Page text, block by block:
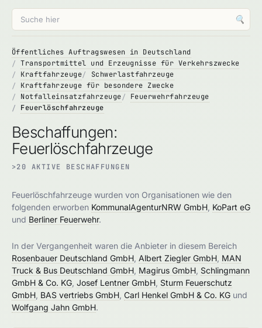
🔍
Öffentliches Auftragswesen in Deutschland
Transportmittel und Erzeugnisse für Verkehrszwecke
Kraftfahrzeuge
Schwerlastfahrzeuge
Kraftfahrzeuge für besondere Zwecke
Notfalleinsatzfahrzeuge
Feuerwehrfahrzeuge
Feuerlöschfahrzeuge
Beschaffungen:
Feuerlöschfahrzeuge
>20 AKTIVE BESCHAFFUNGEN
Feuerlöschfahrzeuge wurden von Organisationen wie den
folgenden erworben KommunalAgenturNRW GmbH KoPart eG
und Berliner Feuerwehr.
In der Vergangenheit waren die Anbieter in diesem Bereich
Rosenbauer Deutschland GmbH Albert Ziegler GmbH MAN
Truck & Bus Deutschland GmbH Magirus GmbH Schlingmann
GmbH & Co. KG Josef Lentner GmbH Sturm Feuerschutz
GmbH BAS vertriebs GmbH Carl Henkel GmbH & Co. KG und
Wolfgang Jahn GmbH.